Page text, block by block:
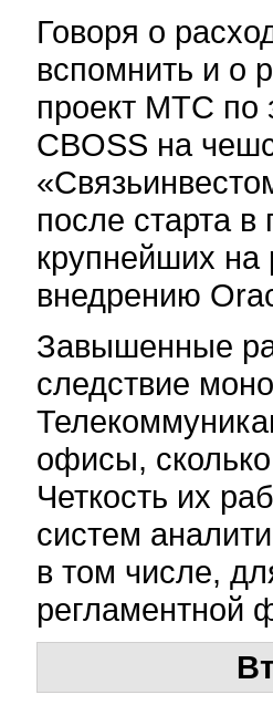
Говоря о
вспомнить и о
проект МТС по
CBOSS на
после старта в
крупнейших
внедрению
Завышенные
следствие
офисы,
Четкость их
систем
в том числе,
регламентной